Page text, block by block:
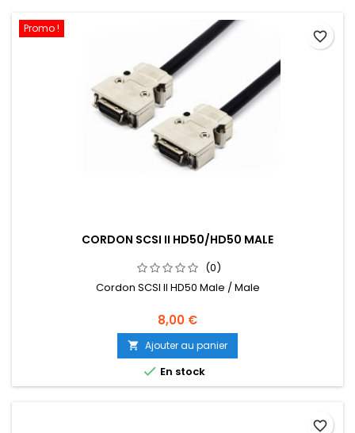
Promo !
CORDON SCSI II HD50/HD50 MALE
(0)
Cordon SCSI II HD50 Male / Male
8,00 €
 Ajouter au panier
 En stock
favorite_border
favorite_border